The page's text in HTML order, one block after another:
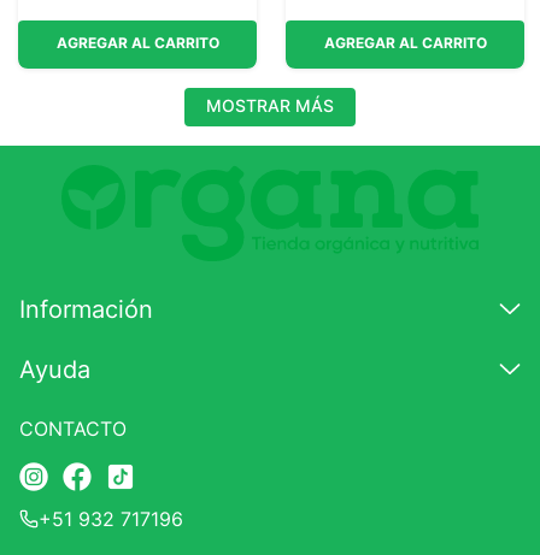
AGREGAR AL CARRITO AGREGAR AL CARRITO
MOSTRAR MÁS
Información
Ayuda
CONTACTO
+51 932 717196